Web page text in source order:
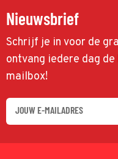
Nieuwsbrief
Schrijf je in voor de
ontvang iedere dag
mailbox!